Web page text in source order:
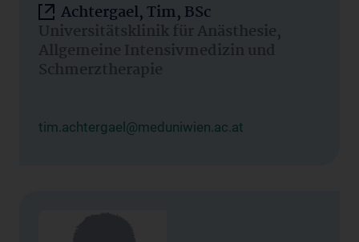
Achtergael, Tim, BSc
Universitätsklinik für Anästhesie,
Allgemeine Intensivmedizin und
Schmerztherapie
tim.achtergael@meduniwien.ac.at